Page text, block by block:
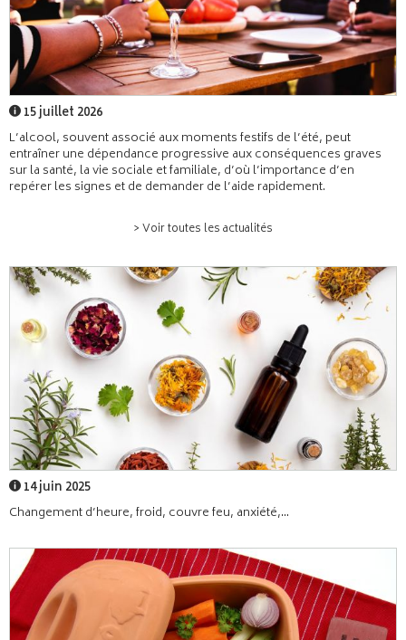
15 juillet 2026
L’alcool, souvent associé aux moments festifs de l’été, peut
entraîner une dépendance progressive aux conséquences graves
sur la santé, la vie sociale et familiale, d’où l’importance d’en
repérer les signes et de demander de l’aide rapidement.
> Voir toutes les actualités
14 juin 2025
Changement d’heure, froid, couvre feu, anxiété,...